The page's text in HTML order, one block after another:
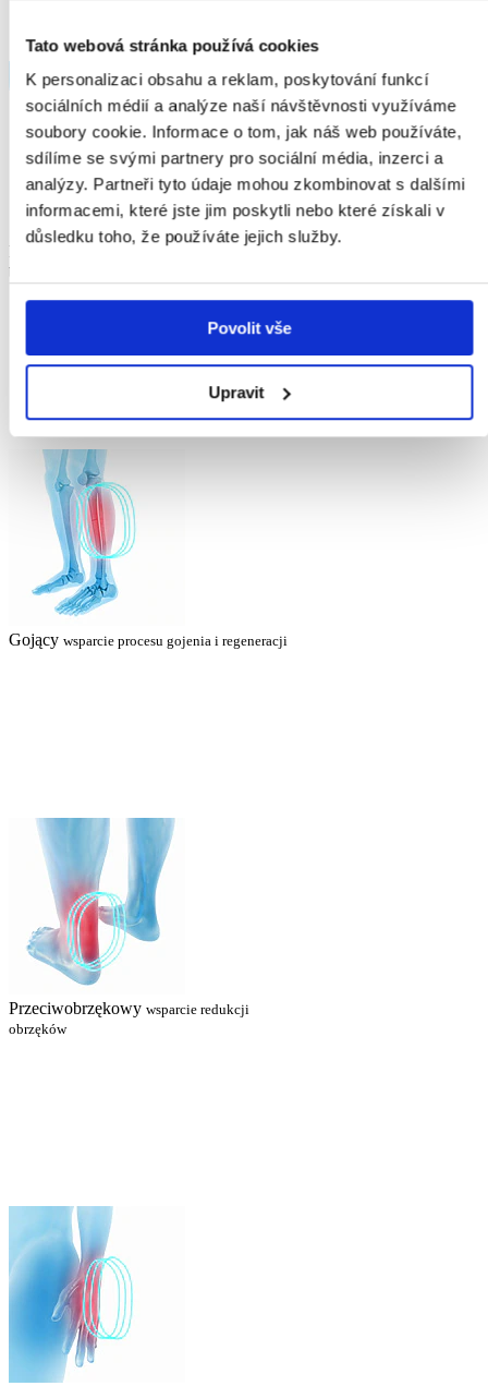
Tato webová stránka používá cookies
K personalizaci obsahu a reklam, poskytování funkcí
sociálních médií a analýze naší návštěvnosti využíváme
soubory cookie. Informace o tom, jak náš web používáte,
sdílíme se svými partnery pro sociální média, inzerci a
analýzy. Partneři tyto údaje mohou zkombinovat s dalšími
informacemi, které jste jim poskytli nebo které získali v
důsledku toho, že používáte jejich služby.
Povolit vše
Upravit
Przeciwbólowy
bólu
Gojący wsparcie procesu gojenia i regeneracji
Przeciwobrzękowy wsparcie redukcji
obrzęków